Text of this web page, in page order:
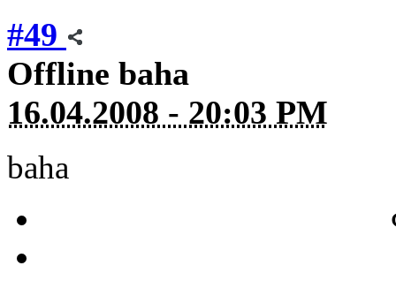
#49
Offline baha
16.04.2008 - 20:03 PM
baha